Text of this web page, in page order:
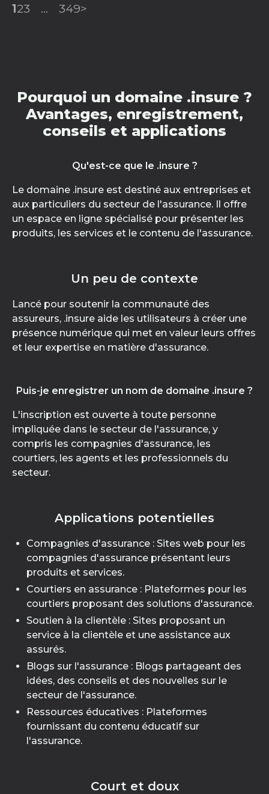
123 ... 349>
Pourquoi un domaine .insure ?
Avantages, enregistrement,
conseils et applications
Qu'est-ce que le .insure ?
Le domaine .insure est destiné aux entreprises et
aux particuliers du secteur de l'assurance. Il offre
un espace en ligne spécialisé pour présenter les
produits, les services et le contenu de l'assurance.
Un peu de contexte
Lancé pour soutenir la communauté des
assureurs, .insure aide les utilisateurs à créer une
présence numérique qui met en valeur leurs offres
et leur expertise en matière d'assurance.
Puis-je enregistrer un nom de domaine .insure ?
L'inscription est ouverte à toute personne
impliquée dans le secteur de l'assurance, y
compris les compagnies d'assurance, les
courtiers, les agents et les professionnels du
secteur.
Applications potentielles
Compagnies d'assurance : Sites web pour les
compagnies d'assurance présentant leurs
produits et services.
Courtiers en assurance : Plateformes pour les
courtiers proposant des solutions d'assurance.
Soutien à la clientèle : Sites proposant un
service à la clientèle et une assistance aux
assurés.
Blogs sur l'assurance : Blogs partageant des
idées, des conseils et des nouvelles sur le
secteur de l'assurance.
Ressources éducatives : Plateformes
fournissant du contenu éducatif sur
l'assurance.
Court et doux